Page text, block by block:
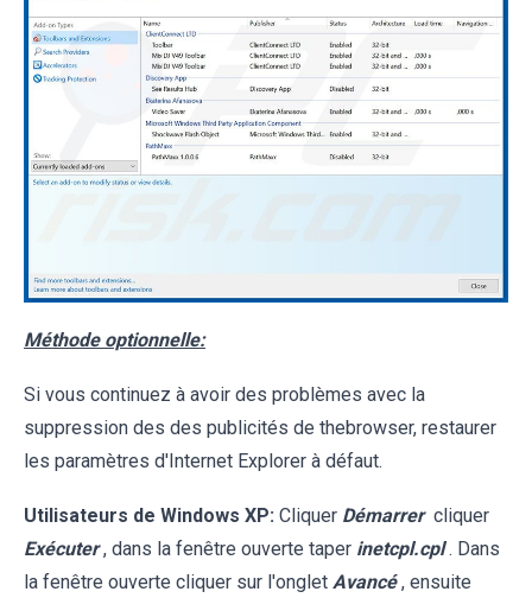
Méthode optionnelle:
Si vous continuez à avoir des problèmes avec la
suppression des des publicités de thebrowser, restaurer
les paramètres d'Internet Explorer à défaut.
Utilisateurs de Windows XP: Cliquer Démarrer cliquer
Exécuter , dans la fenêtre ouverte taper inetcpl.cpl . Dans
la fenêtre ouverte cliquer sur l'onglet Avancé , ensuite